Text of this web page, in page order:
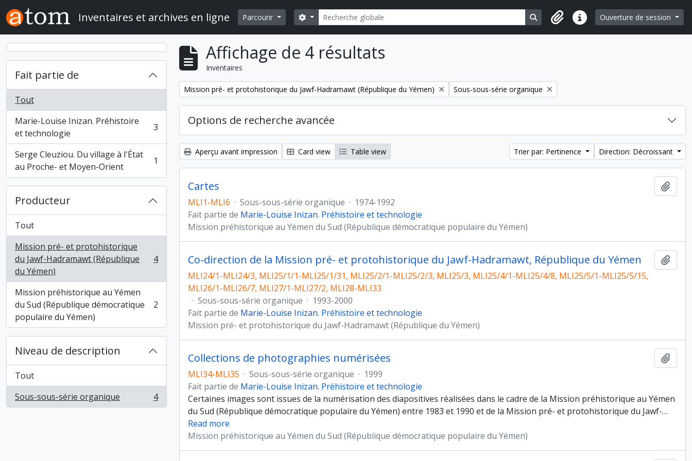
Skip to main content
Inventaires et archives en ligne Parcourir Rechercher
Search options Search in browse page
Liens rapidesOuverture de session
Fait partie de
Tout
Marie-Louise Inizan. Préhistoire
et technologie
, 3 résultats 3
Serge Cleuziou. Du village à l'État
au Proche- et Moyen-Orient
, 1 résultats 1
Producteur
Tout
Mission pré- et protohistorique
du Jawf-Hadramawt (République
du Yémen)
, 4 résultats 4
Mission préhistorique au Yémen
du Sud (République démocratique
populaire du Yémen)
, 2 résultats 2
Niveau de description
Tout
Sous-sous-série organique
, 4 résultats 4
Affichage de 4 résultats
Inventaires
Remove filter:
Mission pré- et protohistorique du Jawf-Hadramawt (République du Yémen) Remove filter:
Sous-sous-série organique
Options de recherche avancée
Aperçu avant impression Card view Table view Trier par: Pertinence Direction: Décroissant
Cartes
MLI1-MLI6 · Sous-sous-série organique · 1974-1992
Fait partie de Marie-Louise Inizan. Préhistoire et technologie
Mission préhistorique au Yémen du Sud (République démocratique populaire du Yémen)
Co-direction de la Mission pré- et protohistorique du Jawf-Hadramawt, République du Yémen
MLI24/1-MLI24/3, MLI25/1/1-MLI25/1/31, MLI25/2/1-MLI25/2/3, MLI25/3, MLI25/4/1-MLI25/4/8, MLI25/5/1-MLI25/5/15,
MLI26/1-MLI26/7, MLI27/1-MLI27/2, MLI28-MLI33
· Sous-sous-série organique · 1993-2000
Fait partie de Marie-Louise Inizan. Préhistoire et technologie
Mission pré- et protohistorique du Jawf-Hadramawt (République du Yémen)
Collections de photographies numérisées
MLI34-MLI35 · Sous-sous-série organique · 1999
Fait partie de Marie-Louise Inizan. Préhistoire et technologie
Certaines images sont issues de la numérisation des diapositives réalisées dans le cadre de la Mission préhistorique au Yémen
du Sud (République démocratique populaire du Yémen) entre 1983 et 1990 et de la Mission pré- et protohistorique du Jawf-…
Read more
Mission préhistorique au Yémen du Sud (République démocratique populaire du Yémen)